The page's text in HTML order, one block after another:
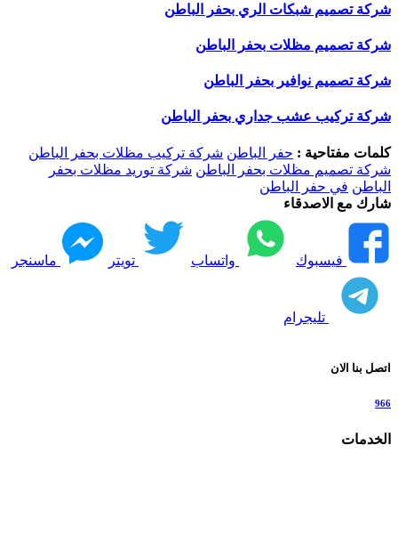
شركة تصميم شبكات الري بحفر الباطن
شركة تصميم مظلات بحفر الباطن
شركة تصميم نوافير بحفر الباطن
شركة تركيب عشب جداري بحفر الباطن
كلمات مفتاحية : حفر الباطن شركة تركيب مظلات بحفر الباطن
شركة تصميم مظلات بحفر الباطن شركة توريد مظلات بحفر
الباطن في حفر الباطن
شارك مع الاصدقاء
فيسبوك واتساب تويتر ماسنجر
تليجرام
اتصل بنا الان
966
الخدمات